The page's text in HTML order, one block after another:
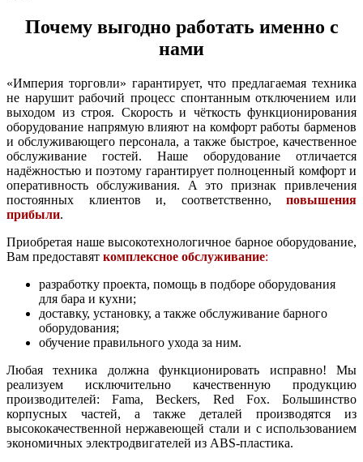
Почему выгодно работать именно с
нами
«Империя торговли» гарантирует, что предлагаемая техника
не нарушит рабочий процесс спонтанным отключением или
выходом из строя. Скорость и чёткость функционирования
оборудование напрямую влияют на комфорт работы барменов
и обслуживающего персонала, а также быстрое, качественное
обслуживание гостей. Наше оборудование отличается
надёжностью и поэтому гарантирует полноценный комфорт и
оперативность обслуживания. А это признак привлечения
постоянных клиентов и, соответственно, повышения
прибыли.
Приобретая наше высокотехнологичное барное оборудование,
Вам предоставят комплексное обслуживание:
разработку проекта, помощь в подборе оборудования
для бара и кухни;
доставку, установку, а также обслуживание барного
оборудования;
обучение правильного ухода за ним.
Любая техника должна функционировать исправно! Мы
реализуем исключительно качественную продукцию
производителей: Fama, Beckers, Red Fox. Большинство
корпусных частей, а также деталей производятся из
высококачественной нержавеющей стали и с использованием
экономичных электродвигателей из ABS-пластика.